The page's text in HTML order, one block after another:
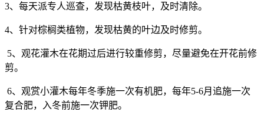
3、每天派专人巡查，发现枯黄枝叶，及时清除。
4、针对棕榈类植物，发现枯黄的叶边及时修剪。
5、观花灌木在花期过后进行较重修剪，尽量避免在开花前修
剪。
6、观赏小灌木每年冬季施一次有机肥，每年5-6月追施一次
复合肥，入冬前施一次钾肥。